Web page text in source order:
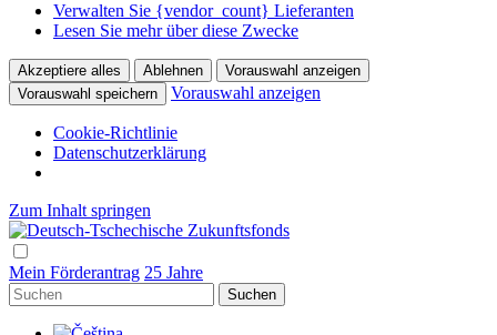
Verwalten Sie {vendor_count} Lieferanten
Lesen Sie mehr über diese Zwecke
Akzeptiere alles Ablehnen
Vorauswahl anzeigen
Vorauswahl speichern
Vorauswahl anzeigen
Cookie-Richtlinie
Datenschutzerklärung
Zum Inhalt springen
Hlavní
navigace
Mein Förderantrag 25 Jahre
Suchen